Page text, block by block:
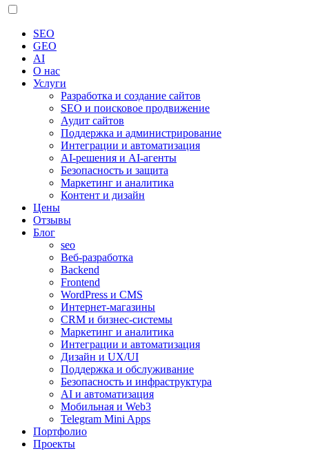
SEO
GEO
AI
О нас
Услуги
Разработка и создание сайтов
SEO и поисковое продвижение
Аудит сайтов
Поддержка и администрирование
Интеграции и автоматизация
AI-решения и AI-агенты
Безопасность и защита
Маркетинг и аналитика
Контент и дизайн
Цены
Отзывы
Блог
seo
Веб-разработка
Backend
Frontend
WordPress и CMS
Интернет-магазины
CRM и бизнес-системы
Маркетинг и аналитика
Интеграции и автоматизация
Дизайн и UX/UI
Поддержка и обслуживание
Безопасность и инфраструктура
AI и автоматизация
Мобильная и Web3
Telegram Mini Apps
Портфолио
Проекты